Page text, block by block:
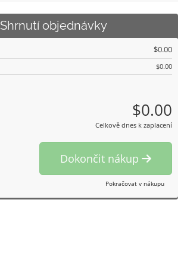
Shrnutí objednávky
$0.00
$0.00
$0.00
Celkově dnes k zaplacení
Dokončit nákup
Pokračovat v nákupu